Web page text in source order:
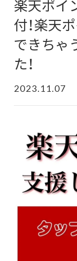
楽天ポイ
付！楽天
できちゃ
た！
2023.11.07